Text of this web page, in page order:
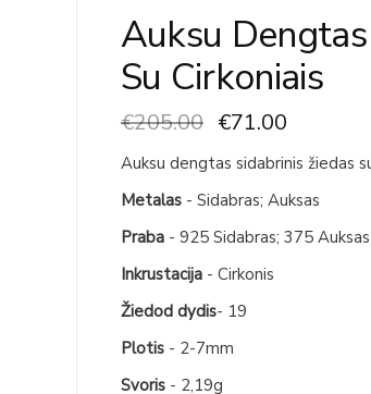
Auksu
Su Cirkoniais
€205.00
was:
€205.00.
€71.00
is:
€71.00.
Auksu dengtas sidabrinis žiedas
Metalas- Sidabras; Auksas
Praba- 925 Sidabras; 375 Auksas
Inkrustacija- Cirkonis
Žiedod dydis- 19
Plotis- 2-7mm
Svoris- 2,19g